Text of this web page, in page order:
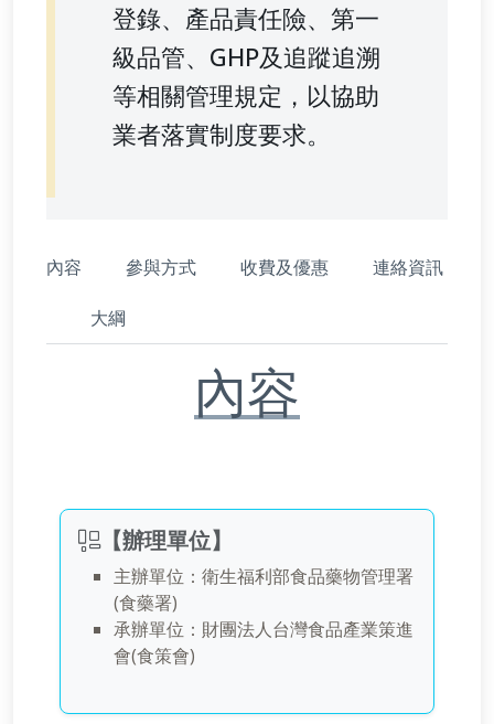
登錄、產品責任險、第一
級品管、GHP及追蹤追溯
等相關管理規定，以協助
業者落實制度要求。
內容 參與方式 收費及優惠
連絡資訊
大綱
內容
【辦理單位】
主辦單位： 衛生福利部食品藥物管理署
(食藥署)
承辦單位：財團法人台灣食品產業策進
會(食策會)